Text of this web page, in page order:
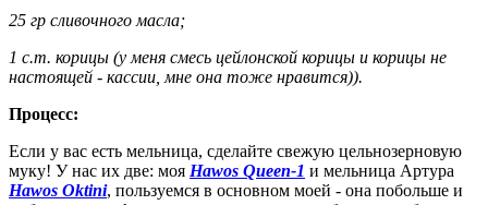
25 гр сливочного масла;
1 с.т. корицы (у меня смесь цейлонской корицы и корицы не
настоящей - кассии, мне она тоже нравится)).
Процесс:
Если у вас есть мельница, сделайте свежую цельнозерновую
муку! У нас их две: моя Hawos Queen-1 и мельница Артура
Hawos Oktini, пользуемся в основном моей - она побольше и